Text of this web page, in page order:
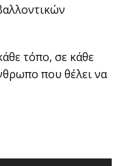
τόπο, σε κάθε
που θέλει να